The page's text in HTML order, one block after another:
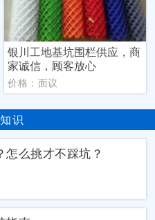
银川工地基坑围栏供应，商
家诚信，顾客放心
价格：面议
识
么挑才不踩坑？